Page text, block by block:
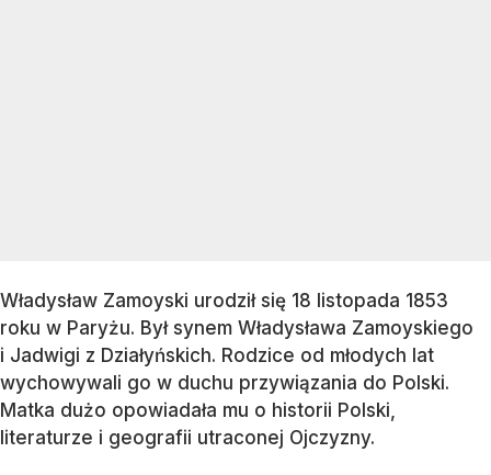
Władysław Zamoyski urodził się 18 listopada 1853
roku w Paryżu. Był synem Władysława Zamoyskiego
i Jadwigi z Działyńskich. Rodzice od młodych lat
wychowywali go w duchu przywiązania do Polski.
Matka dużo opowiadała mu o historii Polski,
literaturze i geografii utraconej Ojczyzny.